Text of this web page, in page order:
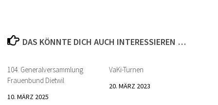
DAS KÖNNTE DICH AUCH INTERESSIEREN …
104. Generalversammlung
Frauenbund Dietwil
10. MÄRZ 2025
VaKi-Turnen
20. MÄRZ 2023